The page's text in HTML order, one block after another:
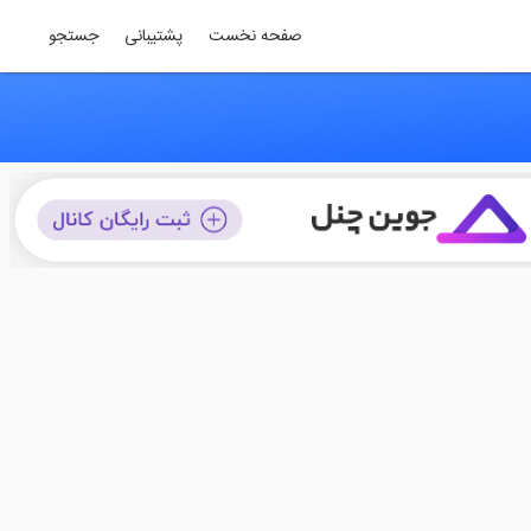
صفحه نخست پشتیبانی جستجو